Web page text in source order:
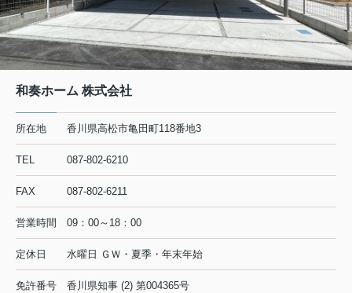
和奏ホーム 株式会社
所在地 香川県高松市亀田町118番地3
TEL 087-802-6210
FAX 087-802-6211
営業時間 09：00～18：00
定休日 水曜日 ＧＷ・夏季・年末年始
免許番号 香川県知事 (2) 第004365号